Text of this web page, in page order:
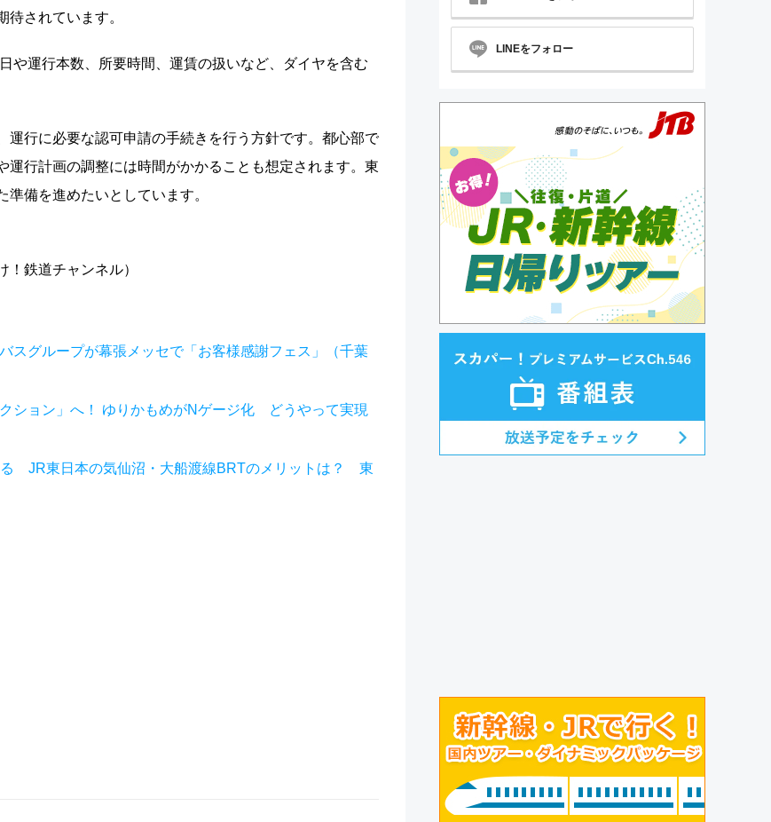
されています。
や運行本数、所要時間、運賃の扱いなど、ダイヤを含む
行に必要な認可申請の手続きを行う方針です。都心部で
行計画の調整には時間がかかることも想定されます。東
備を進めたいとしています。
！鉄道チャンネル）
グループが幕張メッセで「お客様感謝フェス」（千葉
ション」へ！ ゆりかもめがNゲージ化 どうやって実現
JR東日本の気仙沼・大船渡線BRTのメリットは？ 東
LINEをフォロー